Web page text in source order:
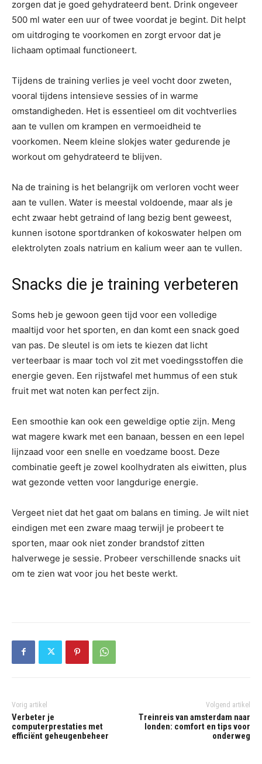
zorgen dat je goed gehydrateerd bent. Drink ongeveer
500 ml water een uur of twee voordat je begint. Dit helpt
om uitdroging te voorkomen en zorgt ervoor dat je
lichaam optimaal functioneert.
Tijdens de training verlies je veel vocht door zweten,
vooral tijdens intensieve sessies of in warme
omstandigheden. Het is essentieel om dit vochtverlies
aan te vullen om krampen en vermoeidheid te
voorkomen. Neem kleine slokjes water gedurende je
workout om gehydrateerd te blijven.
Na de training is het belangrijk om verloren vocht weer
aan te vullen. Water is meestal voldoende, maar als je
echt zwaar hebt getraind of lang bezig bent geweest,
kunnen isotone sportdranken of kokoswater helpen om
elektrolyten zoals natrium en kalium weer aan te vullen.
Snacks die je training verbeteren
Soms heb je gewoon geen tijd voor een volledige
maaltijd voor het sporten, en dan komt een snack goed
van pas. De sleutel is om iets te kiezen dat licht
verteerbaar is maar toch vol zit met voedingsstoffen die
energie geven. Een rijstwafel met hummus of een stuk
fruit met wat noten kan perfect zijn.
Een smoothie kan ook een geweldige optie zijn. Meng
wat magere kwark met een banaan, bessen en een lepel
lijnzaad voor een snelle en voedzame boost. Deze
combinatie geeft je zowel koolhydraten als eiwitten, plus
wat gezonde vetten voor langdurige energie.
Vergeet niet dat het gaat om balans en timing. Je wilt niet
eindigen met een zware maag terwijl je probeert te
sporten, maar ook niet zonder brandstof zitten
halverwege je sessie. Probeer verschillende snacks uit
om te zien wat voor jou het beste werkt.
Vorig artikel
Verbeter je
computerprestaties met
efficiënt geheugenbeheer
Volgend artikel
Treinreis van amsterdam naar
londen: comfort en tips voor
onderweg